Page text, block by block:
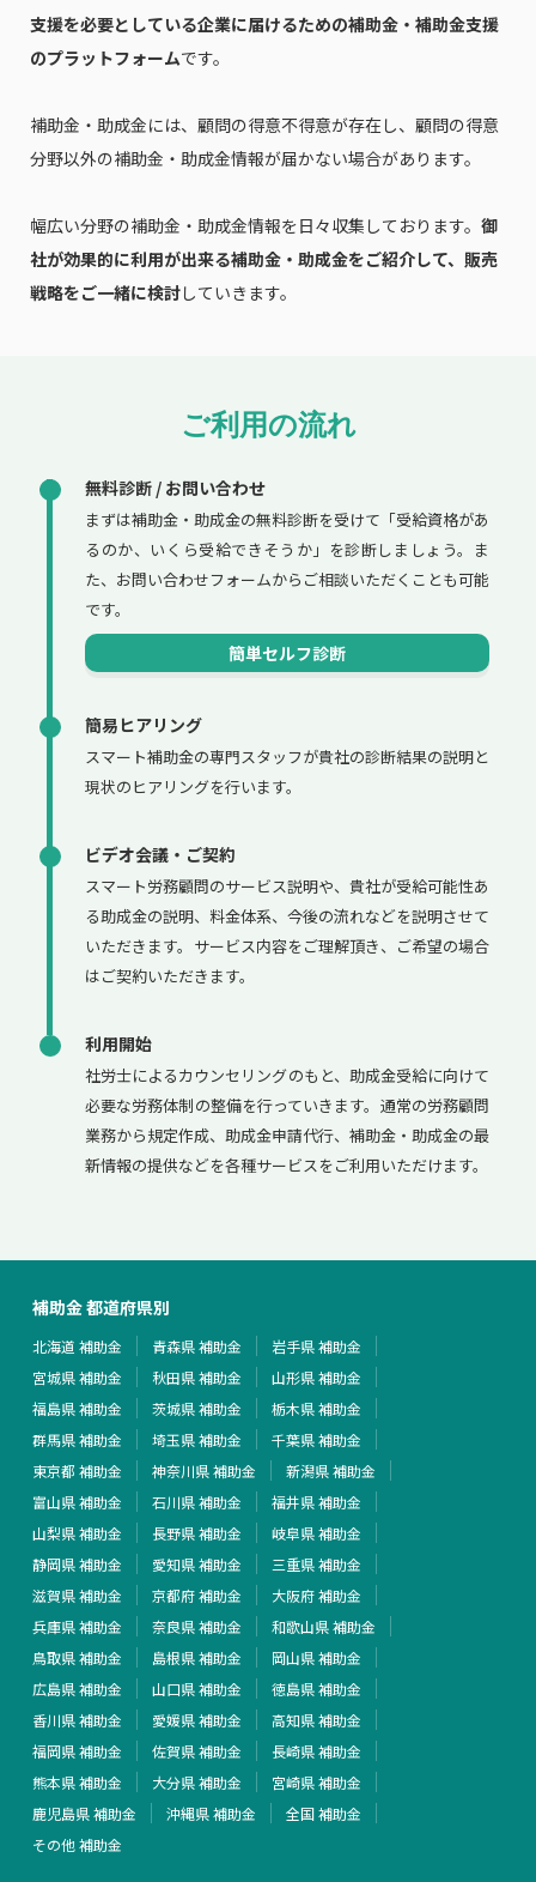
支援を必要としている企業に届けるための補助金・補助金支援
のプラットフォームです。
補助金・助成金には、顧問の得意不得意が存在し、顧問の得意
分野以外の補助金・助成金情報が届かない場合があります。
幅広い分野の補助金・助成金情報を日々収集しております。 御
社が効果的に利用が出来る補助金・助成金をご紹介して、販売
戦略をご一緒に検討していきます。
ご利用の流れ
無料診断 / お問い合わせ
まずは補助金・助成金の無料診断を受けて「受給資格があ
るのか、いくら受給できそうか」を診断しましょう。ま
た、お問い合わせフォームからご相談いただくことも可能
です。
簡単セルフ診断
簡易ヒアリング
スマート補助金の専門スタッフが貴社の診断結果の説明と
現状のヒアリングを行います。
ビデオ会議・ご契約
スマート労務顧問のサービス説明や、貴社が受給可能性あ
る助成金の説明、料金体系、今後の流れなどを説明させて
いただきます。サービス内容をご理解頂き、ご希望の場合
はご契約いただきます。
利用開始
社労士によるカウンセリングのもと、助成金受給に向けて
必要な労務体制の整備を行っていきます。通常の労務顧問
業務から規定作成、助成金申請代行、補助金・助成金の最
新情報の提供などを各種サービスをご利用いただけます。
補助金 都道府県別
北海道 補助金 青森県 補助金
岩手県 補助金
宮城県 補助金
秋田県 補助金
山形県 補助金
福島県 補助金
茨城県 補助金
栃木県 補助金
群馬県 補助金
埼玉県 補助金
千葉県 補助金
東京都 補助金
神奈川県 補助金
新潟県 補助金
富山県 補助金
石川県 補助金
福井県 補助金
山梨県 補助金
長野県 補助金
岐阜県 補助金
静岡県 補助金
愛知県 補助金
三重県 補助金
滋賀県 補助金
京都府 補助金
大阪府 補助金
兵庫県 補助金
奈良県 補助金
和歌山県 補助金
鳥取県 補助金
島根県 補助金
岡山県 補助金
広島県 補助金
山口県 補助金
徳島県 補助金
香川県 補助金
愛媛県 補助金
高知県 補助金
福岡県 補助金
佐賀県 補助金
長崎県 補助金
熊本県 補助金
大分県 補助金
宮崎県 補助金
鹿児島県 補助金
沖縄県 補助金
全国 補助金
その他 補助金